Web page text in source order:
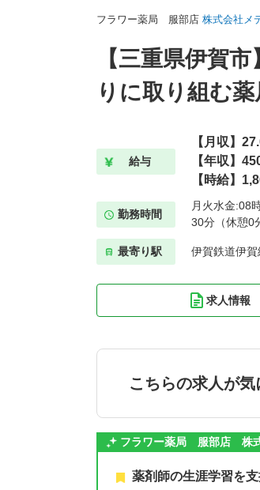
フラワー薬局 服部店 株式会社メ
【三重県伊賀
りに取り組む薬
給与
【月収】
【年収】
【時給】
勤務時間
月火水金:08
30分（休憩0
最寄り駅 伊賀鉄道伊
求人情報
こちらの求人が
フラワー薬局 服部店 株
薬剤師の生涯学習を支